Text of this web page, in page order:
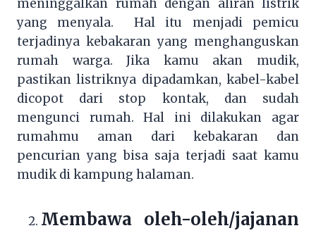
meninggalkan rumah dengan aliran listrik
yang menyala. Hal itu menjadi pemicu
terjadinya kebakaran yang menghanguskan
rumah warga. Jika kamu akan mudik,
pastikan listriknya dipadamkan, kabel-kabel
dicopot dari stop kontak, dan sudah
mengunci rumah. Hal ini dilakukan agar
rumahmu aman dari kebakaran dan
pencurian yang bisa saja terjadi saat kamu
mudik di kampung halaman.
Membawa oleh-oleh/jajanan